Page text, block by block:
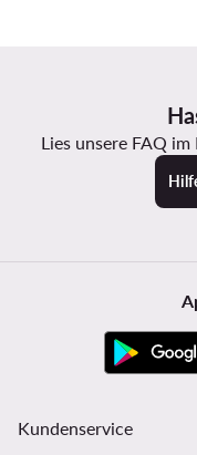
Lies unsere FAQ
Kundenservice